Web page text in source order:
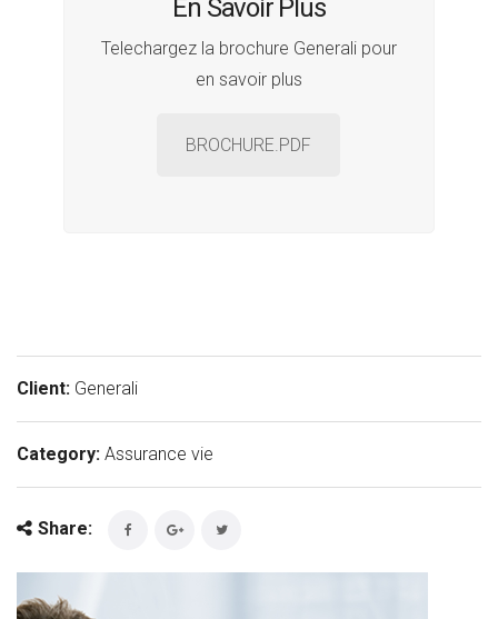
En Savoir Plus
Telechargez la brochure Generali pour
en savoir plus
BROCHURE.PDF
Client: Generali
Category: Assurance vie
Share: